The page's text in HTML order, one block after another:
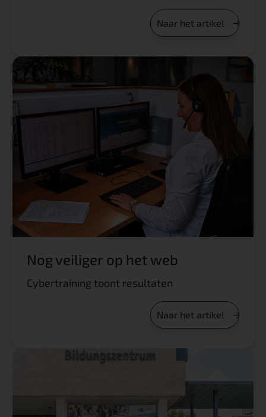
Naar het artikel
Nog veiliger op het web
Cybertraining toont resultaten
Naar het artikel